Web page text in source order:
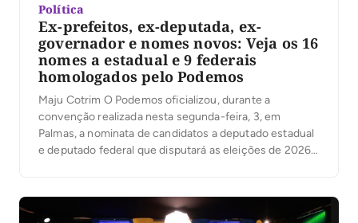
Política
Ex-prefeitos, ex-deputada, ex-
governador e nomes novos: Veja os 16
nomes a estadual e 9 federais
homologados pelo Podemos
Maju Cotrim O Podemos oficializou, durante a
convenção realizada nesta segunda-feira, 3, em
Palmas, a nominata de candidatos a deputado estadual
e deputado federal que disputará as eleições de 2026.
as candidaturas de Ronaldo Dimas e Vanderlei
Luxemburgo ao Senado Federal. […]